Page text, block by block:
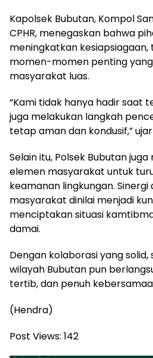
Kapolsek Bubutan, Kompol
CPHR, menegaskan bahwa
meningkatkan
momen-momen penting
masyarakat luas.
“Kami tidak hanya hadir saat
juga melakukan langkah
tetap aman dan kondusif,”
Selain itu, Polsek Bubutan
elemen masyarakat untuk
keamanan lingkungan.
masyarakat dinilai menjadi
menciptakan situasi
damai.
Dengan kolaborasi yang solid,
wilayah Bubutan pun
tertib, dan penuh
(Hendra)
Post Views: 142